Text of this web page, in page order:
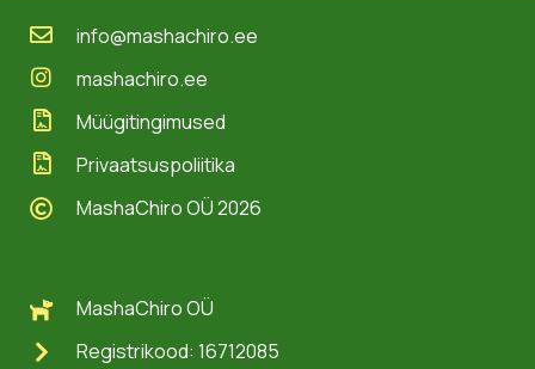
MashaChiro OÜ
Registrikood: 16712085
info@mashachiro.ee
mashachiro.ee
Müügitingimused
Privaatsuspoliitika
MashaChiro OÜ 2026